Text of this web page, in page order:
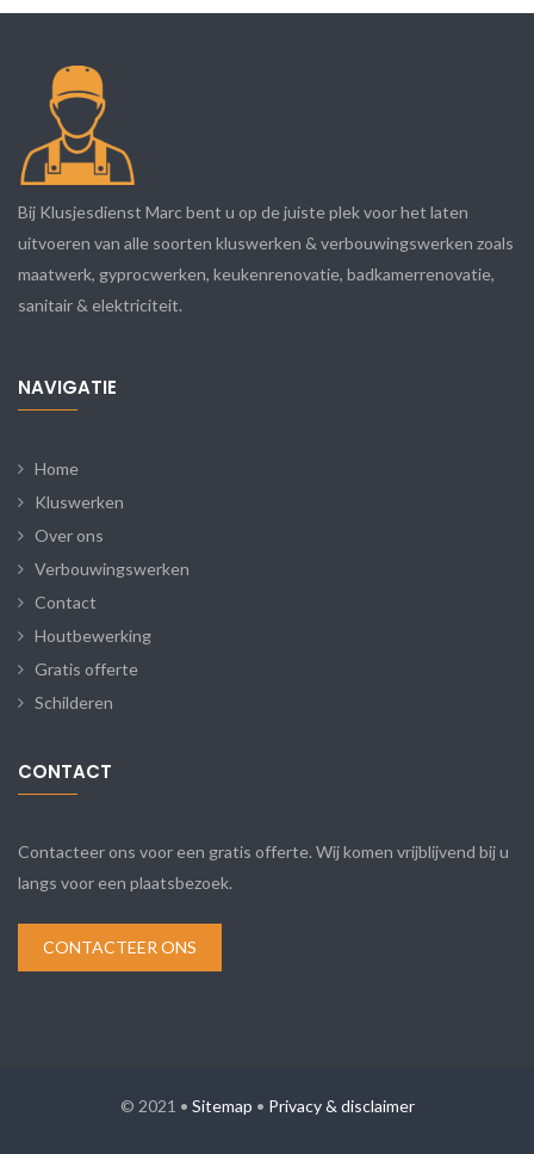
Bij Klusjesdienst Marc bent u op de juiste plek voor het laten
uitvoeren van alle soorten kluswerken & verbouwingswerken zoals
maatwerk, gyprocwerken, keukenrenovatie, badkamerrenovatie,
sanitair & elektriciteit.
NAVIGATIE
Home
Kluswerken
Over ons
Verbouwingswerken
Contact
Houtbewerking
Gratis offerte
Schilderen
CONTACT
Contacteer ons voor een gratis offerte. Wij komen vrijblijvend bij u
langs voor een plaatsbezoek.
CONTACTEER ONS
© 2021 • Sitemap • Privacy & disclaimer